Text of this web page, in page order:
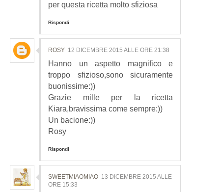
per questa ricetta molto sfiziosa
Rispondi
ROSY 12 DICEMBRE 2015 ALLE ORE 21:38
Hanno un aspetto magnifico e
troppo sfizioso,sono sicuramente
buonissime:))
Grazie mille per la ricetta
Kiara,bravissima come sempre:))
Un bacione:))
Rosy
Rispondi
SWEETMIAOMIAO 13 DICEMBRE 2015 ALLE
ORE 15:33